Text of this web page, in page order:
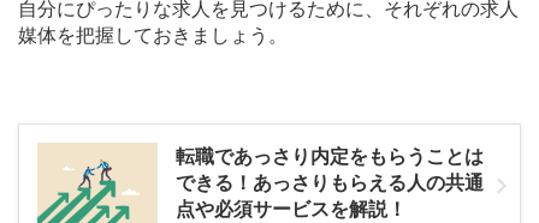
自分にぴったりな求人を見つけるために、それぞれの求人
媒体を把握しておきましょう。
転職であっさり内定をもらうことは
できる！あっさりもらえる人の共通
点や必須サービスを解説！